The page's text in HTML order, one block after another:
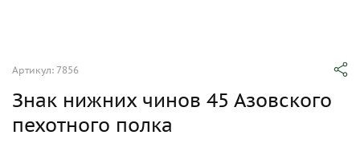
Артикул: 7856
Знак нижних чинов 45 Азовского
пехотного полка